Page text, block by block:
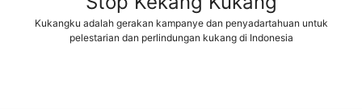
Kukangku adalah gerakan kampanye dan penyadartahuan untuk
pelestarian dan perlindungan kukang di Indonesia